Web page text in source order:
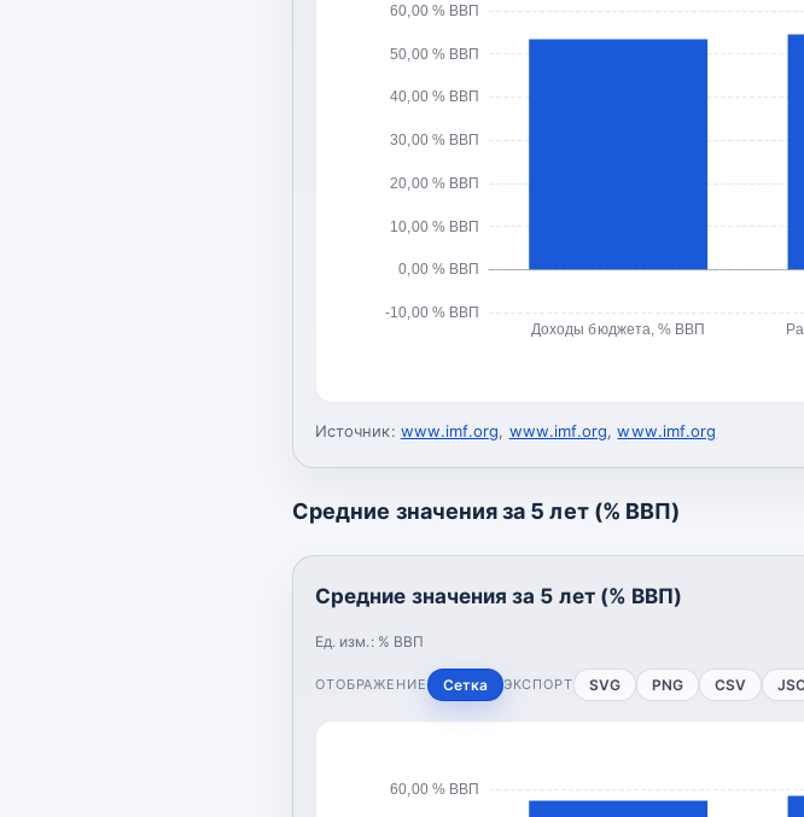
-10,00 % ВВП
0,00 % ВВП
10,00 % ВВП
20,00 % ВВП
30,00 % ВВП
40,00 % ВВП
50,00 % ВВП
60,00 % ВВП
Доходы бюджета, % ВВП
Источник: www.imf.org, www.imf.org,www.imf.org
Средние значения за 5 лет (% ВВП)
Средние значения за 5 лет (% ВВП)
Ед. изм.: % ВВП
ОТОБРАЖЕНИЕ Сетка ЭКСПОРТ SVG PNG CSV
60,00 % ВВП